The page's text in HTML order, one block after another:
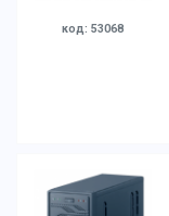
код: 53068